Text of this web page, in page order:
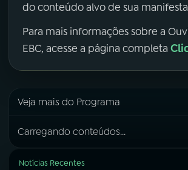
do conteúdo alvo de sua
Para mais informações sobre a
EBC, acesse a página completa
Veja mais do Programa
Carregando conteúdos...
Notícias Recentes